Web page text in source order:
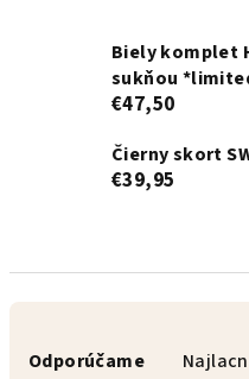
Biely komplet
sukňou
€47,50
Čierny skort
€39,95
Odporúčame